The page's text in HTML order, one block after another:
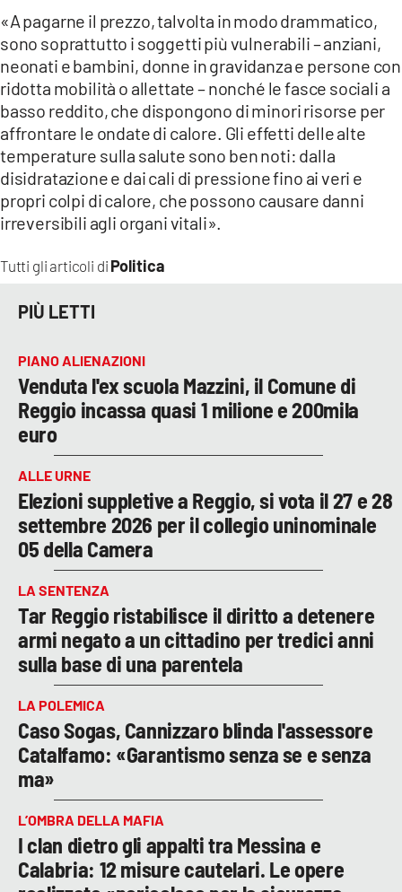
Tutti gli articoli di Politica
«A pagarne il prezzo, talvolta in modo drammatico,
sono soprattutto i soggetti più vulnerabili – anziani,
neonati e bambini, donne in gravidanza e persone con
ridotta mobilità o allettate – nonché le fasce sociali a
basso reddito, che dispongono di minori risorse per
affrontare le ondate di calore. Gli effetti delle alte
temperature sulla salute sono ben noti: dalla
disidratazione e dai cali di pressione fino ai veri e
propri colpi di calore, che possono causare danni
irreversibili agli organi vitali».
PIÙ LETTI
PIANO ALIENAZIONI
Venduta l'ex scuola Mazzini, il Comune di
Reggio incassa quasi 1 milione e 200mila
euro
ALLE URNE
Elezioni suppletive a Reggio, si vota il 27 e 28
settembre 2026 per il collegio uninominale
05 della Camera
LA SENTENZA
Tar Reggio ristabilisce il diritto a detenere
armi negato a un cittadino per tredici anni
sulla base di una parentela
LA POLEMICA
Caso Sogas, Cannizzaro blinda l'assessore
Catalfamo: «Garantismo senza se e senza
ma»
L’OMBRA DELLA MAFIA
I clan dietro gli appalti tra Messina e
Calabria: 12 misure cautelari. Le opere